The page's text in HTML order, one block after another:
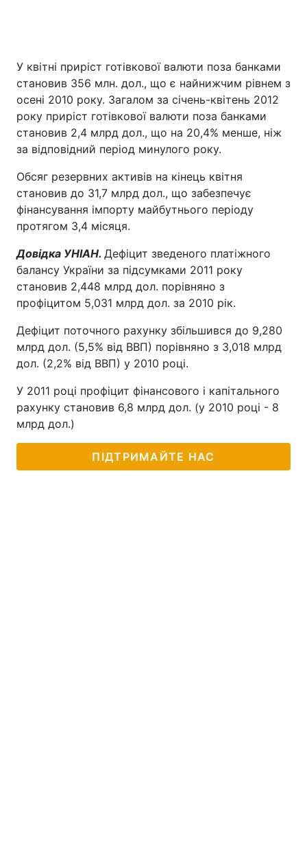
У квітні приріст готівкової валюти поза банками
становив 356 млн. дол., що є найнижчим рівнем з
осені 2010 року. Загалом за січень-квітень 2012
року приріст готівкової валюти поза банками
становив 2,4 млрд дол., що на 20,4% менше, ніж
за відповідний період минулого року.
Обсяг резервних активів на кінець квітня
становив до 31,7 млрд дол., що забезпечує
фінансування імпорту майбутнього періоду
протягом 3,4 місяця.
Довідка УНІАН. Дефіцит зведеного платіжного
балансу України за підсумками 2011 року
становив 2,448 млрд дол. порівняно з
профіцитом 5,031 млрд дол. за 2010 рік.
Дефіцит поточного рахунку збільшився до 9,280
млрд дол. (5,5% від ВВП) порівняно з 3,018 млрд
дол. (2,2% від ВВП) у 2010 році.
У 2011 році профіцит фінансового і капітального
рахунку становив 6,8 млрд дол. (у 2010 році - 8
млрд дол.)
ПІДТРИМАЙТЕ НАС